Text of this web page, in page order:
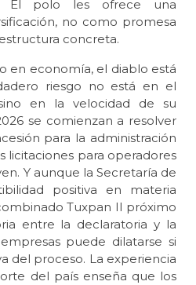
El polo les ofrece una
no como promesa
concreta.
en economía, el diablo está
riesgo no está en el
en la velocidad de su
se comienzan a resolver
para la administración
licitaciones para operadores
Y aunque la Secretaría de
positiva en materia
Tuxpan II próximo
entre la declaratoria y la
puede dilatarse si
del proceso. La experiencia
del país enseña que los